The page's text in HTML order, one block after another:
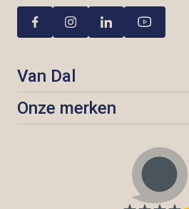
Van Dal
Onze merken